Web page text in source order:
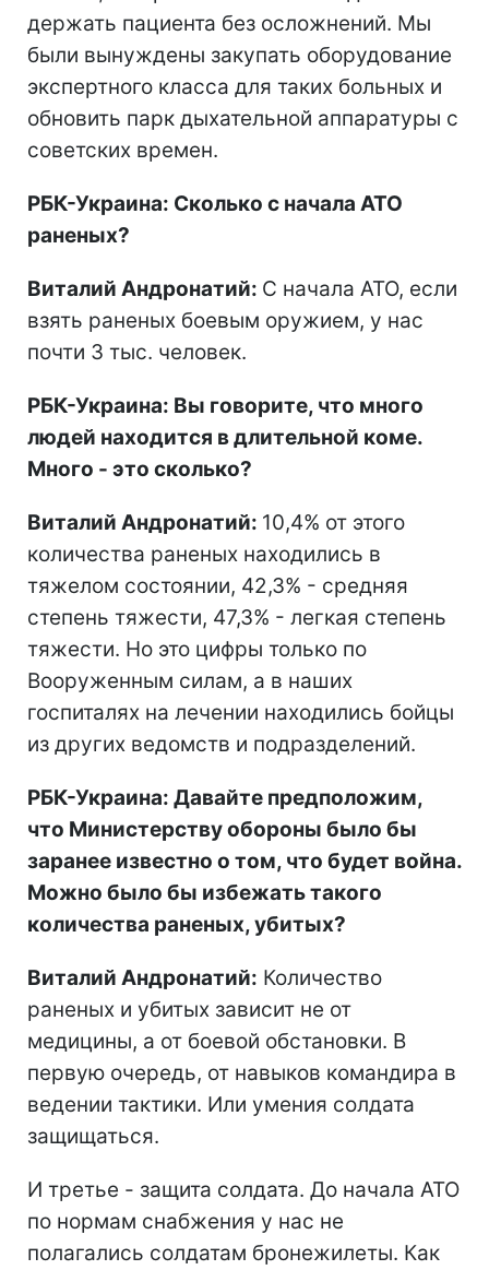
держать пациента без осложнений. Мы
были вынуждены закупать оборудование
экспертного класса для таких больных и
обновить парк дыхательной аппаратуры с
советских времен.
РБК-Украина: Сколько с начала АТО
раненых?
Виталий Андронатий: С начала АТО, если
взять раненых боевым оружием, у нас
почти 3 тыс. человек.
РБК-Украина: Вы говорите, что много
людей находится в длительной коме.
Много - это сколько?
Виталий Андронатий: 10,4% от этого
количества раненых находились в
тяжелом состоянии, 42,3% - средняя
степень тяжести, 47,3% - легкая степень
тяжести. Но это цифры только по
Вооруженным силам, а в наших
госпиталях на лечении находились бойцы
из других ведомств и подразделений.
РБК-Украина: Давайте предположим,
что Министерству обороны было бы
заранее известно о том, что будет война.
Можно было бы избежать такого
количества раненых, убитых?
Виталий Андронатий: Количество
раненых и убитых зависит не от
медицины, а от боевой обстановки. В
первую очередь, от навыков командира в
ведении тактики. Или умения солдата
защищаться.
И третье - защита солдата. До начала АТО
по нормам снабжения у нас не
полагались солдатам бронежилеты. Как